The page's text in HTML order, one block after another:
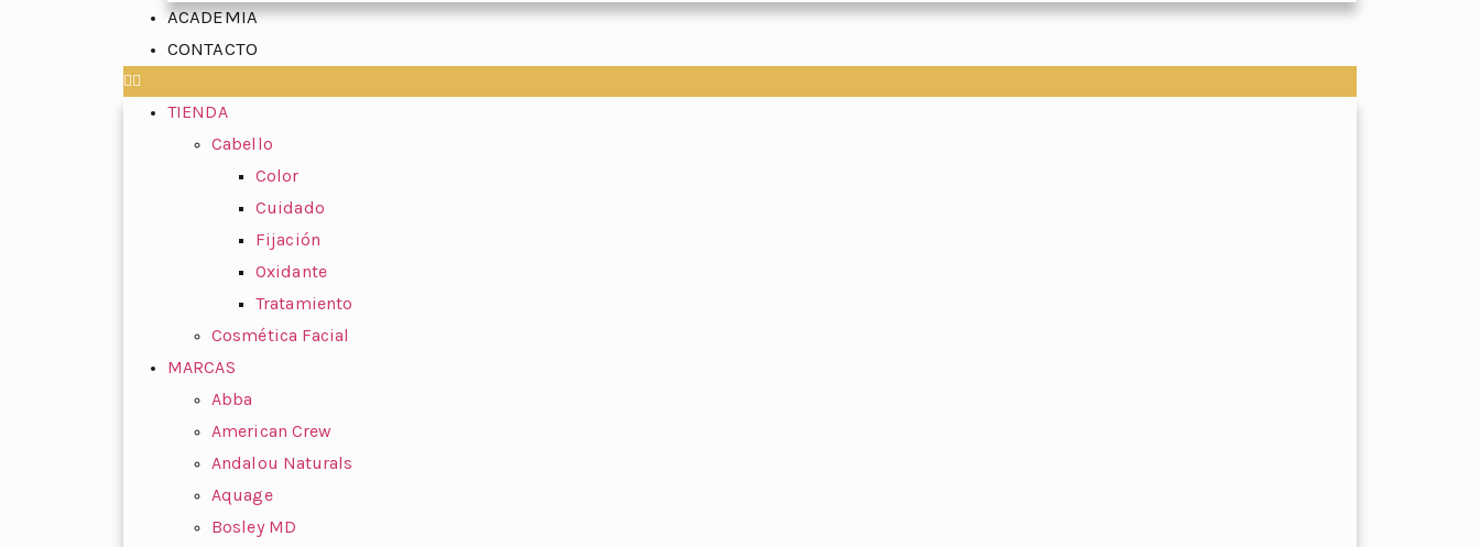
ACADEMIA
CONTACTO
TIENDA
Cabello
Color
Cuidado
Fijación
Oxidante
Tratamiento
Cosmética Facial
MARCAS
Abba
American Crew
Andalou Naturals
Aquage
Bosley MD